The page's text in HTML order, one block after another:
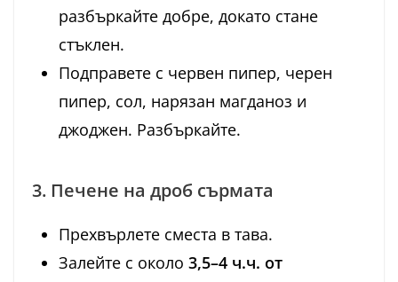
разбъркайте добре, докато стане
стъклен.
Подправете с червен пипер, черен
пипер, сол, нарязан магданоз и
джоджен. Разбъркайте.
3. Печене на дроб сърмата
Прехвърлете сместа в тава.
Залейте с около 3,5–4 ч.ч. от